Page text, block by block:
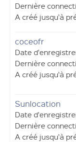
Dernière
A créé jusqu'à
coceofr
Date
Dernière
A créé jusqu'à
Sunlocation
Date
Dernière
A créé jusqu'à